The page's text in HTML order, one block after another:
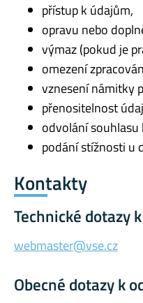
přístup k údajům,
opravu nebo
výmaz (pokud je
omezení
vznesení námitky
přenositelnost
odvolání souhlasu
podání stížnosti u
Kontakty
Technické dotazy
webmaster@vse.cz
Obecné dotazy k